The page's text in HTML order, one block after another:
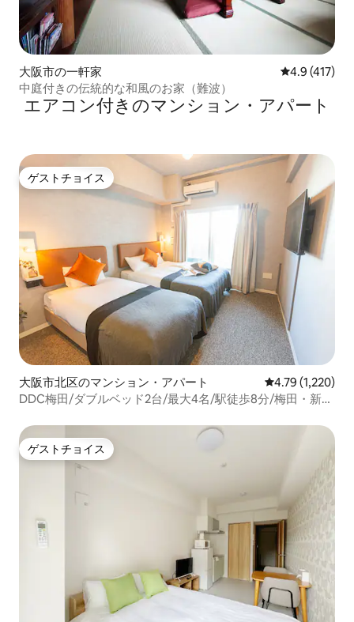
大阪市の一軒家 レビュー417
4.9 (417)
中庭付きの伝統的な和風のお家（難波）
エアコン付きのマンション・アパート
ゲストチョイス
ゲストチョイス
大阪市北区のマンション・アパート レビュー1,220
4.79 (1,220)
DDC梅田/ダブルベッド2台/最大4名/駅徒歩8分/梅田・新大
ゲストチョイス
ゲストチョイス